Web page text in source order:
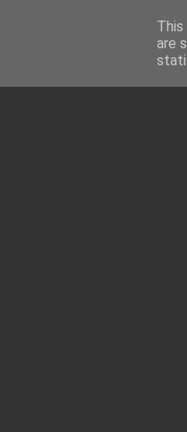
FŐOLDAL
are